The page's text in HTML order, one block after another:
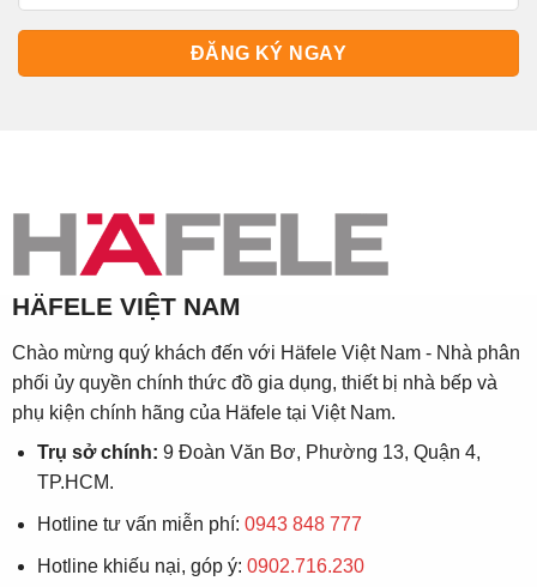
HÄFELE VIỆT NAM
Chào mừng quý khách đến với Häfele Việt Nam - Nhà phân
phối ủy quyền chính thức đồ gia dụng, thiết bị nhà bếp và
phụ kiện chính hãng của Häfele tại Việt Nam.
Trụ sở chính: 9 Đoàn Văn Bơ, Phường 13, Quận 4,
TP.HCM.
Hotline tư vấn miễn phí: 0943 848 777
Hotline khiếu nại, góp ý: 0902.716.230